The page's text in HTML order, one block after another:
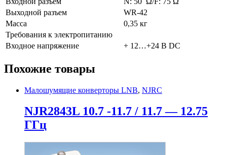
Выходной разъем
WR-42
Масса
0,35 кг
Требования к электропитанию
Входное напряжение
+ 12…+24 В DC
Похожие товары
Малошумящие конверторы LNB, NJRC
NJR2843L 10.7 -11.7 / 11.7 — 12.75
ГГц